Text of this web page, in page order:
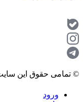
© تمامی حقوق این
ورود